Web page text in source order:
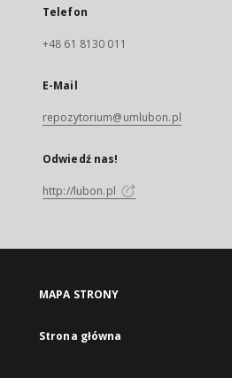
Telefon
+48 61 8130 011
E-Mail
repozytorium@umlubon.pl
Odwiedź nas!
http://lubon.pl
MAPA STRONY
Strona główna